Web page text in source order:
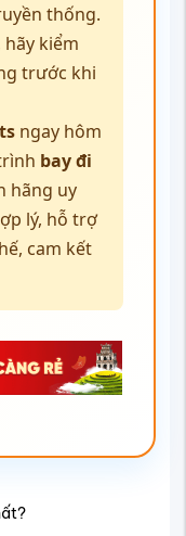
thống.
kiểm
trước khi
ngay hôm
bay đi
hãng uy
lý, hỗ trợ
cam kết